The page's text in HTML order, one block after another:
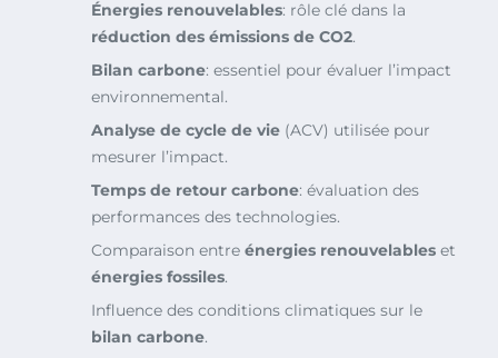
Énergies renouvelables: rôle clé dans la
réduction des émissions de CO2.
Bilan carbone: essentiel pour évaluer l’impact
environnemental.
Analyse de cycle de vie (ACV) utilisée pour
mesurer l’impact.
Temps de retour carbone: évaluation des
performances des technologies.
Comparaison entre énergies renouvelables et
énergies fossiles.
Influence des conditions climatiques sur le
bilan carbone.